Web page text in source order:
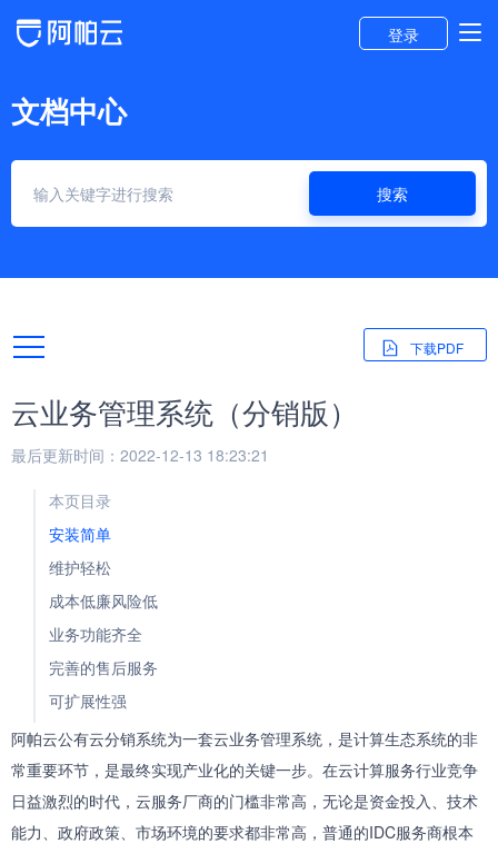
登录
文档中心
搜索
下载PDF
云业务管理系统（分销版）
最后更新时间：2022-12-13 18:23:21
本页目录
安装简单
维护轻松
成本低廉风险低
业务功能齐全
完善的售后服务
可扩展性强
阿帕云公有云分销系统为一套云业务管理系统，是计算生态系统的非
常重要环节，是最终实现产业化的关键一步。在云计算服务行业竞争
日益激烈的时代，云服务厂商的门槛非常高，无论是资金投入、技术
能力、政府政策、市场环境的要求都非常高，普通的IDC服务商根本